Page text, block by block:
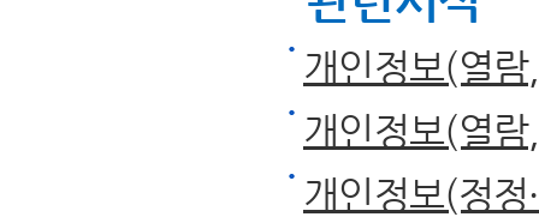
개인정보(열
개인정보(열
개인정보(정